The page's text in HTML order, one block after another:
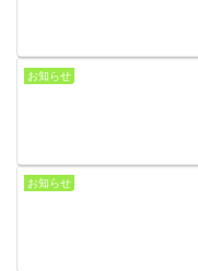
お知らせ
お知らせ